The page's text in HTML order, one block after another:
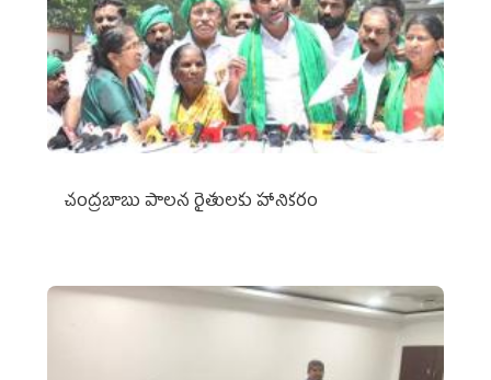
చంద్రబాబు పాలన రైతులకు హానికరం